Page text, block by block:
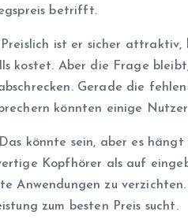
betrifft.
ist er sicher attraktiv,
kostet. Aber die Frage
Gerade die
könnten einige
könnte sein, aber es
Kopfhörer als auf
Anwendungen zu
zum besten Preis sucht.